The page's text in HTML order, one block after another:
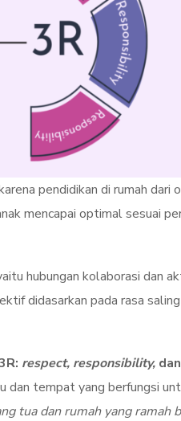
pendidikan di rumah dari
mencapai optimal sesuai
hubungan kolaborasi dan
didasarkan pada rasa
respect, responsibility, dan
dan tempat yang berfungsi
tua dan rumah yang ramah